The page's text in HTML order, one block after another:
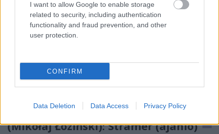
I want to allow Google to enable storage
related to security, including authentication
functionality and fraud prevention, and other
user protection.
CONFIRM
Data Deletion Data Access Privacy Policy
(Mikołaj Łoziński): Stramer (ajánló)